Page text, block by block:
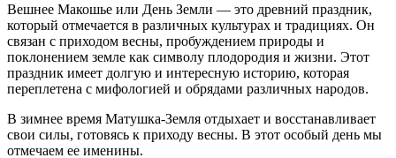
Вешнее Макошье или День Земли — это древний праздник,
который отмечается в различных культурах и традициях. Он
связан с приходом весны, пробуждением природы и
поклонением земле как символу плодородия и жизни. Этот
праздник имеет долгую и интересную историю, которая
переплетена с мифологией и обрядами различных народов.
В зимнее время Матушка-Земля отдыхает и восстанавливает
свои силы, готовясь к приходу весны. В этот особый день мы
отмечаем ее именины.